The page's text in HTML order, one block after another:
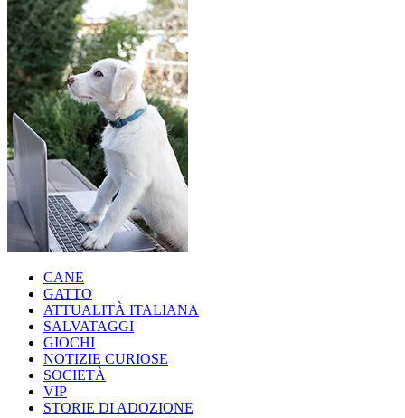
CANE
GATTO
ATTUALITÀ ITALIANA
SALVATAGGI
GIOCHI
NOTIZIE CURIOSE
SOCIETÀ
VIP
STORIE DI ADOZIONE